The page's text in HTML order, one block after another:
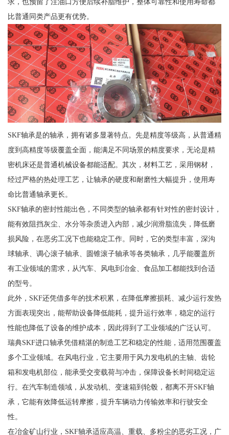
比普通同类产品更有优势。
SKF轴承是的轴承，拥有诸多显著特点。先是精度等级高，从普通精
度到高精度等级覆盖全面，能满足不同场景的精度要求，无论是精
密机床还是普通机械设备都能适配。其次，材料工艺，采用钢材，
经过严格的热处理工艺，让轴承的硬度和耐磨性大幅提升，使用寿
命比普通轴承更长。
SKF轴承的密封性能出色，不同类型的轴承都有针对性的密封设计，
能有效阻挡灰尘、水分等杂质进入内部，减少润滑脂流失，降低磨
损风险，在恶劣工况下也能稳定工作。同时，它的类型丰富，深沟
球轴承、调心滚子轴承、圆锥滚子轴承等各类轴承，几乎能覆盖所
有工业领域的需求，从汽车、风电到冶金、食品加工都能找到合适
的型号。
此外，SKF还凭借多年的技术积累，在降低摩擦损耗、减少运行发热
方面表现突出，能帮助设备降低能耗，提升运行效率，稳定的运行
性能也降低了设备的维护成本，因此得到了工业领域的广泛认可。
瑞典SKF进口轴承凭借精湛的制造工艺和稳定的性能，适用范围覆盖
多个工业领域。在风电行业，它主要用于风力发电机的主轴、齿轮
箱和发电机部位，能承受交变载荷与冲击，保障设备长时间稳定运
行。在汽车制造领域，从发动机、变速箱到轮毂，都离不开SKF轴
承，它能有效降低运转摩擦，提升车辆动力传输效率和行驶安全
性。
在冶金矿山行业，SKF轴承适应高温、重载、多粉尘的恶劣工况，广